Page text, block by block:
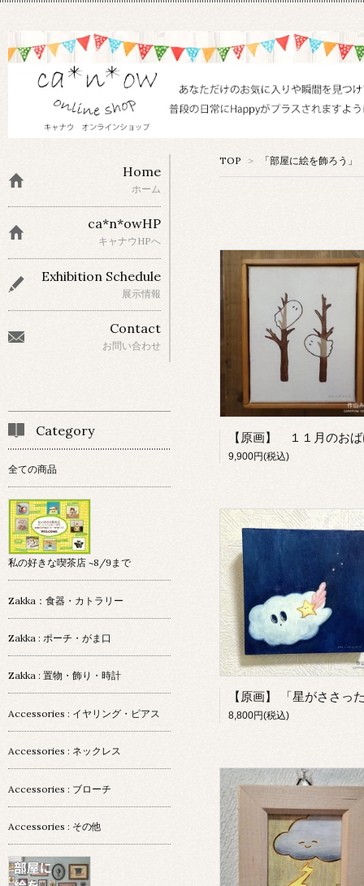
TOP > 「部屋に絵を飾ろう
9,900円(税込)
8,800円(税込)
Home
ホーム
ca*n*owHP
キャナウHPへ
Exhibition Schedule
展示情報
Contact
お問い合わせ
Category
全ての商品
私の好きな喫茶店 ~8/9まで
Zakka：食器・カトラリー
Zakka : ポーチ・がま口
Zakka : 置物・飾り・時計
Accessories : イヤリング・ピアス
Accessories : ネックレス
Accessories : ブローチ
Accessories : その他